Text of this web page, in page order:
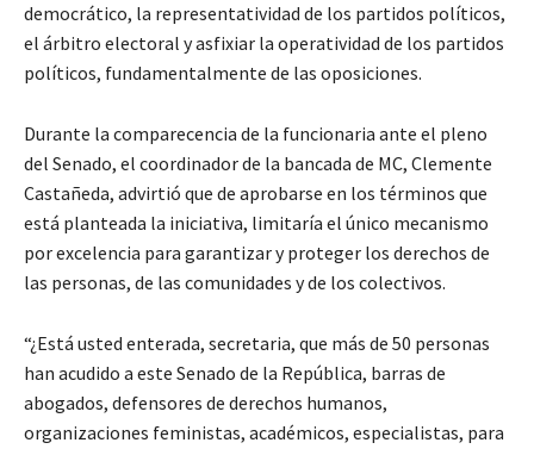
democrático, la representatividad de los partidos políticos,
el árbitro electoral y asfixiar la operatividad de los partidos
políticos, fundamentalmente de las oposiciones.
Durante la comparecencia de la funcionaria ante el pleno
del Senado, el coordinador de la bancada de MC, Clemente
Castañeda, advirtió que de aprobarse en los términos que
está planteada la iniciativa, limitaría el único mecanismo
por excelencia para garantizar y proteger los derechos de
las personas, de las comunidades y de los colectivos.
“¿Está usted enterada, secretaria, que más de 50 personas
han acudido a este Senado de la República, barras de
abogados, defensores de derechos humanos,
organizaciones feministas, académicos, especialistas, para